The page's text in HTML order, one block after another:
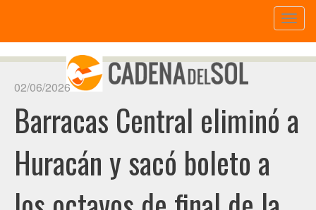
02/06/2026
Barracas Central eliminó a
Huracán y sacó boleto a